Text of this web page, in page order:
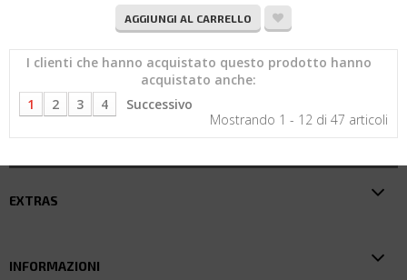
AGGIUNGI AL CARRELLO
I clienti che hanno acquistato questo prodotto hanno
acquistato anche:
1
2 3 4
Successivo
Mostrando 1 - 12 di 47 articoli
EXTRAS
INFORMAZIONI